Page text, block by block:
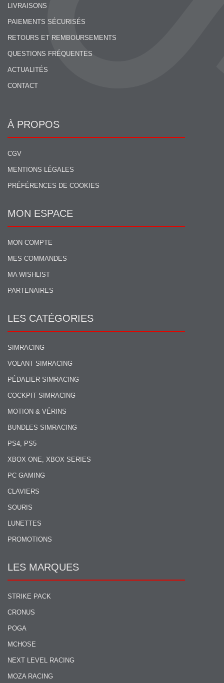
LIVRAISONS
PAIEMENTS SÉCURISÉS
RETOURS ET REMBOURSEMENTS
QUESTIONS FRÉQUENTES
ACTUALITÉS
CONTACT
À PROPOS
CGV
MENTIONS LÉGALES
PRÉFÉRENCES DE COOKIES
MON ESPACE
MON COMPTE
MES COMMANDES
MA WISHLIST
PARTENAIRES
LES CATÉGORIES
SIMRACING
VOLANT SIMRACING
PÉDALIER SIMRACING
COCKPIT SIMRACING
MOTION & VÉRINS
BUNDLES SIMRACING
PS4, PS5
XBOX ONE, XBOX SERIES
PC GAMING
CLAVIERS
SOURIS
LUNETTES
PROMOTIONS
LES MARQUES
STRIKE PACK
CRONUS
POGA
MCHOSE
NEXT LEVEL RACING
MOZA RACING